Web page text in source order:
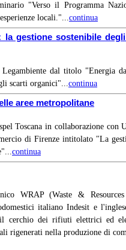
"Verso il Programma
locali."...continua
la gestione sostenibile
Legambiente dal titolo "Energia
scarti organici"...continua
aree metropolitane
Toscana in collaborazione con
di Firenze intitolato "La
continua
WRAP (Waste &
italiano Indesit e
cerchio dei rifiuti elettrici ed
rigenerati nella produzione di